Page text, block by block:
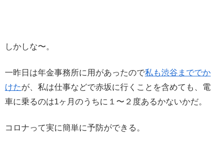
しかしな〜。
一昨日は年金事務所に用があったので私も渋谷まででか
けたが、私は仕事などで赤坂に行くことを含めても、電
車に乗るのは1ヶ月のうちに１〜２度あるかないかだ。
コロナって実に簡単に予防ができる。